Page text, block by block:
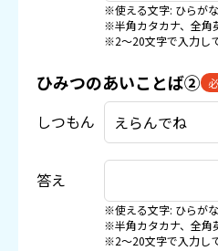
※使える文字: ひらが
※半角カタカナ、全角
※2〜20文字で入力し
ひみつのあいことば②
しつもん
答え
※使える文字: ひらが
※半角カタカナ、全角
※2〜20文字で入力し